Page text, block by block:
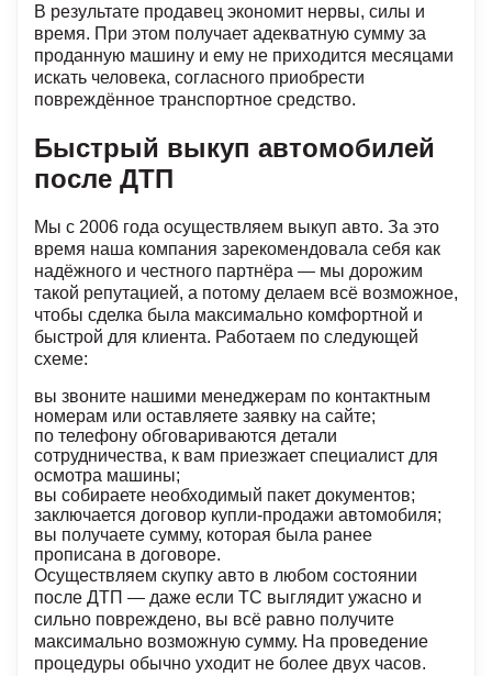
В результате продавец экономит нервы, силы и
время. При этом получает адекватную сумму за
проданную машину и ему не приходится месяцами
искать человека, согласного приобрести
повреждённое транспортное средство.
Быстрый выкуп автомобилей
после ДТП
Мы с 2006 года осуществляем выкуп авто. За это
время наша компания зарекомендовала себя как
надёжного и честного партнёра — мы дорожим
такой репутацией, а потому делаем всё возможное,
чтобы сделка была максимально комфортной и
быстрой для клиента. Работаем по следующей
схеме:
вы звоните нашими менеджерам по контактным
номерам или оставляете заявку на сайте;
по телефону обговариваются детали
сотрудничества, к вам приезжает специалист для
осмотра машины;
вы собираете необходимый пакет документов;
заключается договор купли-продажи автомобиля;
вы получаете сумму, которая была ранее
прописана в договоре.
Осуществляем скупку авто в любом состоянии
после ДТП — даже если ТС выглядит ужасно и
сильно повреждено, вы всё равно получите
максимально возможную сумму. На проведение
процедуры обычно уходит не более двух часов.